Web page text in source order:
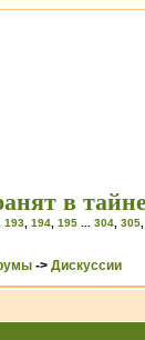
в
193 194 195 304 305
-> Дискуссии